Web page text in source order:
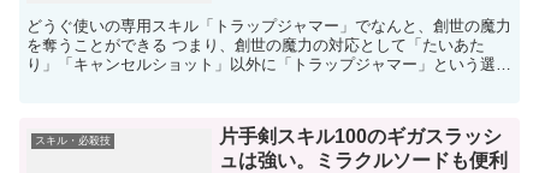
どうぐ使いの専用スキル「トラップジャマー」でなんと、創世の魔力
を奪うことができる つまり、創世の魔力の対応として「たいあた
り」「キャンセルショット」以外に「トラップジャマー」という選択
スキル・必殺技
片手剣スキル100のギガスラッシ
ュは強い。ミラクルソードも便利